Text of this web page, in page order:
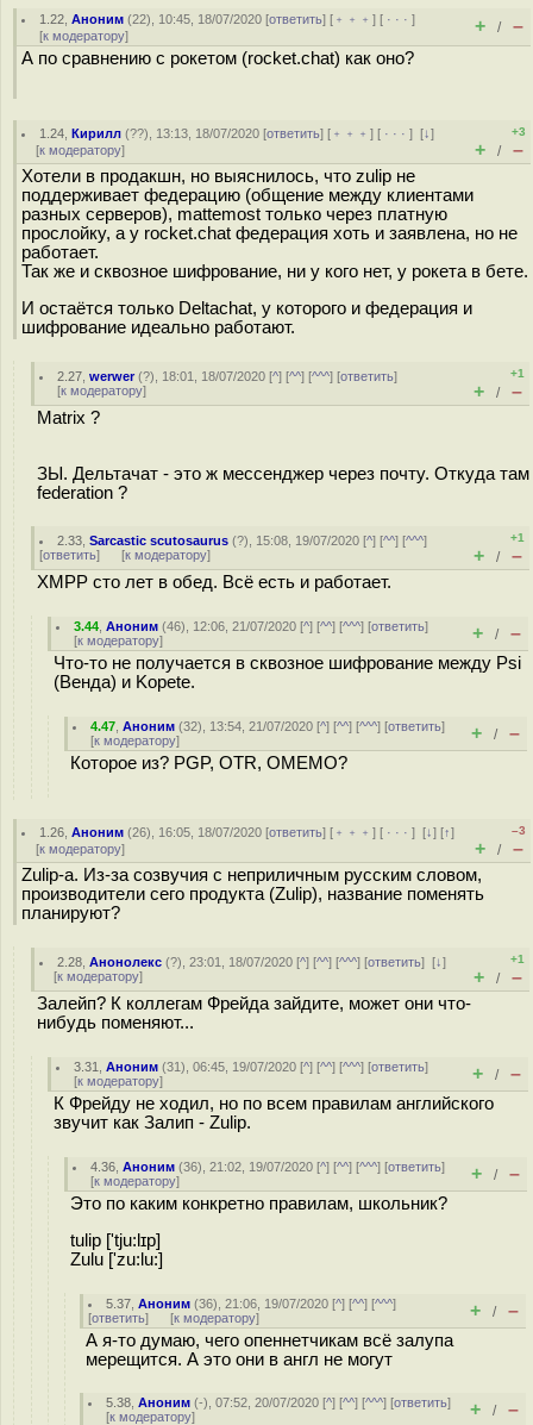
1.22 ,Аноним (22), 10:45, 18/07/2020 [ответить] [ ﹢﹢﹢] [ · · ·]
[к модератору] + / –
А по сравнению с рокетом (rocket.chat) как оно?
1.24 ,Кирилл (??), 13:13, 18/07/2020 [ответить] [ ﹢﹢﹢] [ · · ·][↓]
[к модератору]
+3
+ / –
Хотели в продакшн, но выяснилось, что zulip не
поддерживает федерацию (общение между клиентами
разных серверов), mattemost только через платную
прослойку, а у rocket.chat федерация хоть и заявлена, но не
работает.
Так же и сквозное шифрование, ни у кого нет, у рокета в бете.
И остаётся только Deltachat, у которого и федерация и
шифрование идеально работают.
2.27 ,werwer(?), 18:01, 18/07/2020 [^] [^^] [^^^] [ответить]
[к модератору]
+1
+ / –
Matrix ?
ЗЫ. Дельтачат - это ж мессенджер через почту. Откуда там
federation ?
2.33 ,Sarcastic scutosaurus (?), 15:08, 19/07/2020 [^] [^^] [^^^]
[ответить] [к модератору]
+1
+ / –
XMPP сто лет в обед. Всё есть и работает.
3.44 ,Аноним (46), 12:06, 21/07/2020 [^] [^^] [^^^] [ответить]
[к модератору] + / –
Что-то не получается в сквозное шифрование между Psi
(Венда) и Kopete.
4.47 ,Аноним (32), 13:54, 21/07/2020 [^] [^^] [^^^] [ответить]
[к модератору] + / –
Которое из? PGP, OTR, OMEMO?
1.26 ,Аноним (26), 16:05, 18/07/2020 [ответить] [ ﹢﹢﹢] [ · · ·][↓] [↑]
[к модератору]
–3
+ / –
Zulip-а. Из-за созвучия с неприличным русским словом,
производители сего продукта (Zulip), название поменять
планируют?
2.28 ,Анонолекс (?), 23:01, 18/07/2020 [^] [^^] [^^^] [ответить][↓]
[к модератору]
+1
+ / –
Залейп? К коллегам Фрейда зайдите, может они что-
нибудь поменяют...
3.31 ,Аноним (31), 06:45, 19/07/2020 [^] [^^] [^^^] [ответить]
[к модератору] + / –
К Фрейду не ходил, но по всем правилам английского
звучит как Залип - Zulip.
4.36 ,Аноним (36), 21:02, 19/07/2020 [^] [^^] [^^^] [ответить]
[к модератору] + / –
Это по каким конкретно правилам, школьник?
tulip ['tju:lɪp]
Zulu ['zu:lu:]
5.37 ,Аноним (36), 21:06, 19/07/2020 [^] [^^] [^^^]
[ответить] [к модератору] + / –
А я-то думаю, чего опеннетчикам всё зaлупа
мерещится. А это они в англ не могут
5.38 ,Аноним (-), 07:52, 20/07/2020 [^] [^^] [^^^] [ответить]
[к модератору] + / –